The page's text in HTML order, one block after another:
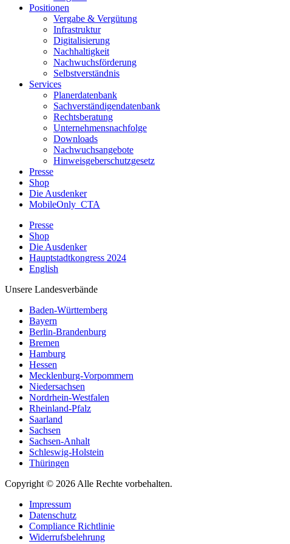
Positionen
Vergabe & Vergütung
Infrastruktur
Digitalisierung
Nachhaltigkeit
Nachwuchsförderung
Selbstverständnis
Services
Planerdatenbank
Sachverständigendatenbank
Rechtsberatung
Unternehmensnachfolge
Downloads
Nachwuchsangebote
Hinweisgeberschutzgesetz
Presse
Shop
Die Ausdenker
MobileOnly_CTA
Presse
Shop
Die Ausdenker
Hauptstadtkongress 2024
English
Unsere Landesverbände
Baden-Württemberg
Bayern
Berlin-Brandenburg
Bremen
Hamburg
Hessen
Mecklenburg-Vorpommern
Niedersachsen
Nordrhein-Westfalen
Rheinland-Pfalz
Saarland
Sachsen
Sachsen-Anhalt
Schleswig-Holstein
Thüringen
Copyright © 2026 Alle Rechte vorbehalten.
Impressum
Datenschutz
Compliance Richtlinie
Widerrufsbelehrung